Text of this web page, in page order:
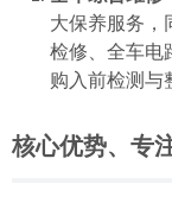
大保养服务，
检修、全车电
购入前检测与
核心优势、专